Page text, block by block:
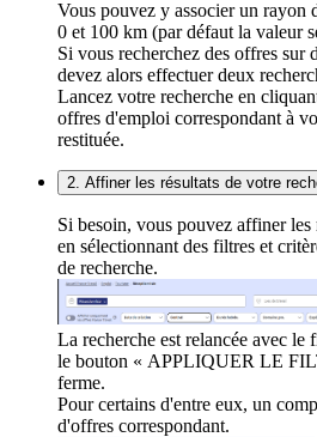
Vous pouvez y associer un rayon
0 et 100 km (par défaut la valeur
Si vous recherchez des offres sur
devez alors effectuer deux
Lancez votre recherche en
offres d'emploi correspondant à
restituée.
2. Affiner les résultats de votre
Si besoin, vous pouvez affiner les
en sélectionnant des filtres et
de recherche.
La recherche est relancée avec
le bouton « APPLIQUER LE
ferme.
Pour certains d'entre eux, un
d'offres correspondant.